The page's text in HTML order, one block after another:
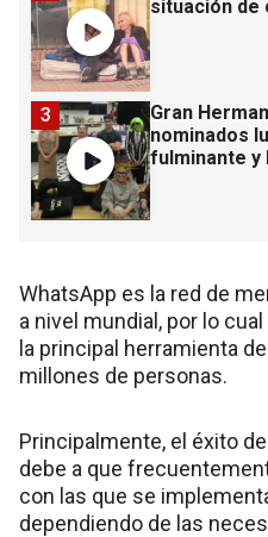
situación de
Gran
nominados
fulminante y
3
WhatsApp es la red de
a nivel mundial, por lo
la principal herramienta
millones de personas.
Principalmente, el éxito
debe a que
con las que se
dependiendo de las